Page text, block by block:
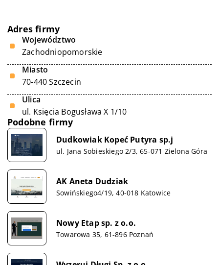
Adres firmy
Województwo
Zachodniopomorskie
Miasto
70-440 Szczecin
Ulica
ul. Księcia Bogusława X 1/10
Podobne firmy
Dudkowiak Kopeć Putyra sp.j
ul. Jana Sobieskiego 2/3, 65-071 Zielona Góra
AK Aneta Dudziak
Sowińskiego4/19, 40-018 Katowice
Nowy Etap sp. z o.o.
Towarowa 35, 61-896 Poznań